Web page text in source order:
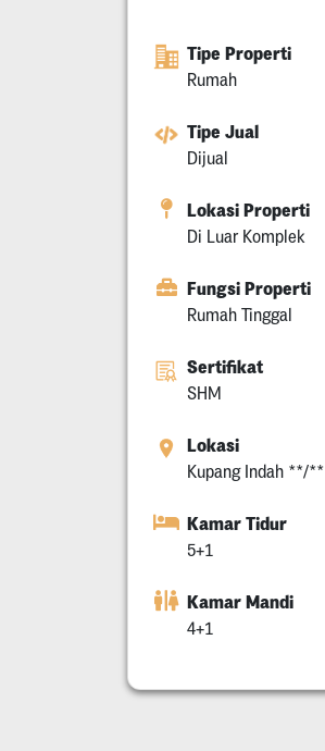
Tipe Properti
Rumah
Tipe Jual
Dijual
Lokasi Properti
Di Luar Komplek
Fungsi Properti
Rumah Tinggal
Sertifikat
SHM
Lokasi
Kupang Indah **/**
Kamar Tidur
5+1
Kamar Mandi
4+1